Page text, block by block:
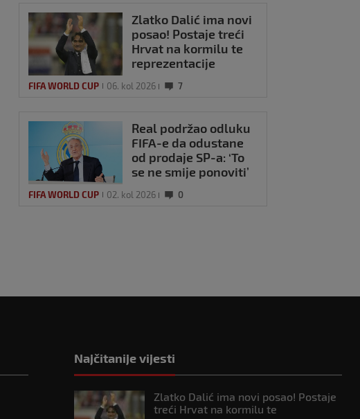
Zlatko Dalić ima novi
posao! Postaje treći
Hrvat na kormilu te
reprezentacije
FIFA WORLD CUP 06. kol 2026 7
Real podržao odluku
FIFA-e da odustane
od prodaje SP-a: ‘To
se ne smije ponoviti’
FIFA WORLD CUP 02. kol 2026 0
Najčitanije vijesti
Zlatko Dalić ima novi posao! Postaje
treći Hrvat na kormilu te